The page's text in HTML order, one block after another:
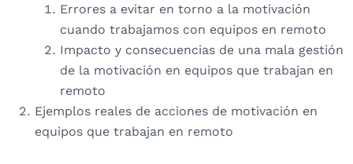
Errores a evitar en torno a la motivación
cuando trabajamos con equipos en remoto
Impacto y consecuencias de una mala gestión
de la motivación en equipos que trabajan en
remoto
Ejemplos reales de acciones de motivación en
equipos que trabajan en remoto